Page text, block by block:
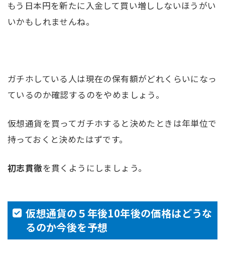
もう日本円を新たに入金して買い増ししないほうがい
いかもしれませんね。
ガチホしている人は現在の保有額がどれくらいになっ
ているのか確認するのをやめましょう。
仮想通貨を買ってガチホすると決めたときは年単位で
持っておくと決めたはずです。
初志貫徹を貫くようにしましょう。
仮想通貨の５年後10年後の価格はどうな
るのか今後を予想